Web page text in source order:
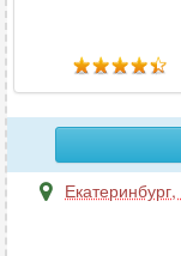
Ф
Физиотерапия
Екатеринбург,